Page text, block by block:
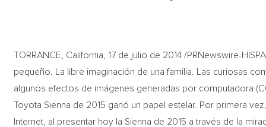
TORRANCE, California, 17 de julio de 2014 /PRNewswire-
pequeño. La libre imaginación de una familia. Las curiosas
algunos efectos de imágenes generadas por computadora
Toyota Sienna de 2015 ganó un papel estelar. Por primera
Internet, al presentar hoy la Sienna de 2015 a través de la